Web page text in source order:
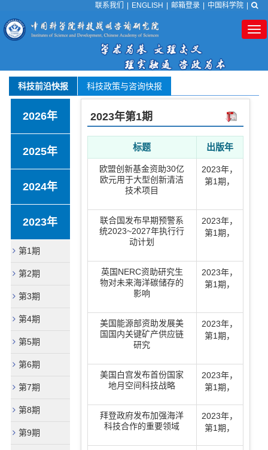
联系我们 ENGLISH 邮箱登录 中国科学院
科技前沿快报 科技政策与咨询快报
2026年
2025年
2024年
2023年
第1期
第2期
第3期
第4期
第5期
第6期
第7期
第8期
第9期
2023年第1期
标题 出版年
欧盟创新基金资助30亿
欧元用于大型创新清洁
技术项目
2023年，
第1期 ，
联合国发布早期预警系
统2023~2027年执行行
动计划
2023年，
第1期 ，
英国NERC资助研究生
物对未来海洋碳储存的
影响
2023年，
第1期 ，
美国能源部资助发展美
国国内关键矿产供应链
研究
2023年，
第1期 ，
美国白宫发布首份国家
地月空间科技战略
2023年，
第1期 ，
拜登政府发布加强海洋
科技合作的重要领域
2023年，
第1期 ，